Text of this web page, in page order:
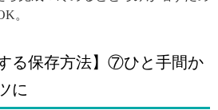
。
る保存方法】⑦ひと手間か
に